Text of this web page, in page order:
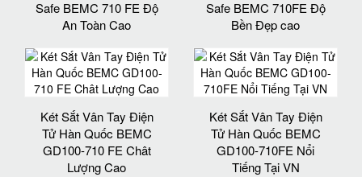
Safe BEMC 710 FE Độ
An Toàn Cao
Safe BEMC 710FE Độ
Bền Đẹp cao
Két Sắt Vân Tay Điện
Tử Hàn Quốc BEMC
GD100-710 FE Chât
Lượng Cao
Két Sắt Vân Tay Điện
Tử Hàn Quốc BEMC
GD100-710FE Nổi
Tiếng Tại VN